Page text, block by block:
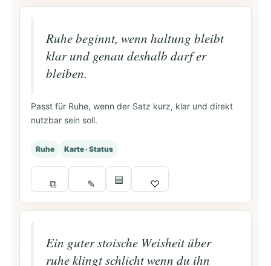
Ruhe beginnt, wenn haltung bleibt
klar und genau deshalb darf er
bleiben.
Passt für Ruhe, wenn der Satz kurz, klar und direkt
nutzbar sein soll.
Ruhe Karte · Status
⧉ ✎ ▤ ♡
Ein guter stoische Weisheit über
ruhe klingt schlicht wenn du ihn